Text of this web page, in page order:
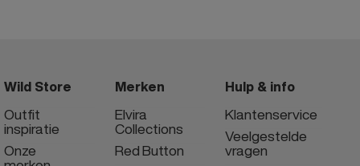
Wild Store
Outfit
inspiratie
Onze
Merken
Elvira
Collections
Red Button
Hulp & info
Klantenservice
Veelgestelde
vragen